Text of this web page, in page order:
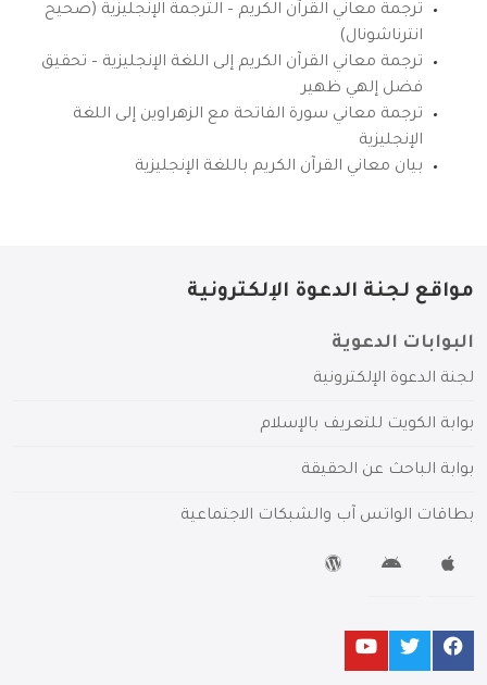
ترجمة معاني القرآن الكريم – الترجمة الإنجليزية (صحيح
انترناشونال)
ترجمة معاني القرآن الكريم إلى اللغة الإنجليزية – تحقيق
فضل إلهي ظهير
ترجمة معاني سورة الفاتحة مع الزهراوين إلى اللغة
الإنجليزية
بيان معاني القرآن الكريم باللغة الإنجليزية
مواقع لجنة الدعوة الإلكترونية
البوابات الدعوية
لجنة الدعوة الإلكترونية
بوابة الكويت للتعريف بالإسلام
بوابة الباحث عن الحقيقة
بطاقات الواتس آب والشبكات الاجتماعية